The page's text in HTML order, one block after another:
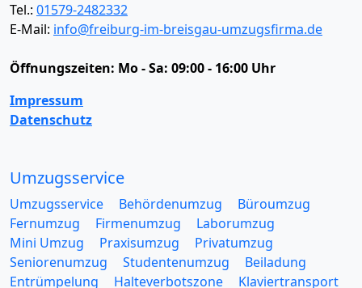
Tel.: 01579-2482332
E-Mail: info@freiburg-im-breisgau-umzugsfirma.de
Öffnungszeiten: Mo - Sa: 09:00 - 16:00 Uhr
Impressum
Datenschutz
Umzugsservice
Umzugsservice Behördenumzug
Büroumzug
Fernumzug
Firmenumzug
Laborumzug
Mini Umzug
Praxisumzug
Privatumzug
Seniorenumzug
Studentenumzug
Beiladung
Entrümpelung
Halteverbotszone
Klaviertransport